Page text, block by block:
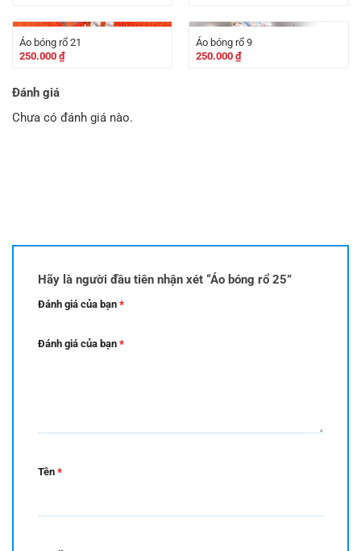
Áo bóng rổ 21
250.000 ₫
Áo bóng rổ 9
250.000 ₫
Đánh giá
Chưa có đánh giá nào.
Hãy là người đầu tiên nhận xét “Áo bóng rổ 25”
Đánh giá của bạn *
Đánh giá của bạn *
Tên *